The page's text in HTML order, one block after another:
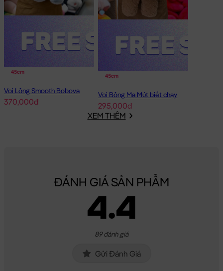
45cm
Voi Lông Smooth Bobova
370,000đ
45cm
Voi Bông Ma Mút biết chạy
295,000đ
XEM THÊM
ĐÁNH GIÁ SẢN PHẨM
4.4
89 đánh giá
Gửi Đánh Giá